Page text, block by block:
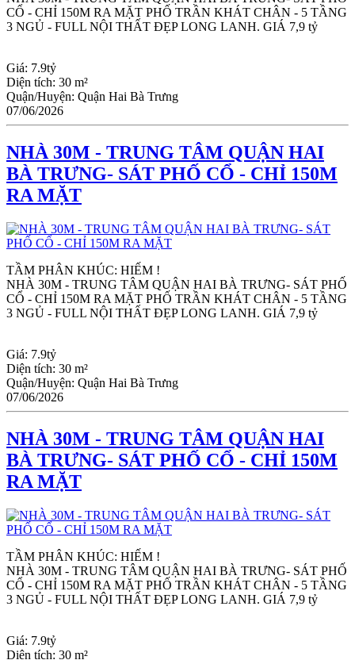
CỔ - CHỈ 150M RA MẶT PHỐ TRẦN KHÁT CHÂN - 5 TẦNG
3 NGỦ - FULL NỘI THẤT ĐẸP LONG LANH. GIÁ 7,9 tỷ
Giá: 7.9tỷ
Diện tích: 30 m²
Quận/Huyện: Quận Hai Bà Trưng
07/06/2026
NHÀ 30M - TRUNG TÂM QUẬN HAI
BÀ TRƯNG- SÁT PHỐ CỔ - CHỈ 150M
RA MẶT
TẦM PHÂN KHÚC: HIẾM !
NHÀ 30M - TRUNG TÂM QUẬN HAI BÀ TRƯNG- SÁT PHỐ
CỔ - CHỈ 150M RA MẶT PHỐ TRẦN KHÁT CHÂN - 5 TẦNG
3 NGỦ - FULL NỘI THẤT ĐẸP LONG LANH. GIÁ 7,9 tỷ
Giá: 7.9tỷ
Diện tích: 30 m²
Quận/Huyện: Quận Hai Bà Trưng
07/06/2026
NHÀ 30M - TRUNG TÂM QUẬN HAI
BÀ TRƯNG- SÁT PHỐ CỔ - CHỈ 150M
RA MẶT
TẦM PHÂN KHÚC: HIẾM !
NHÀ 30M - TRUNG TÂM QUẬN HAI BÀ TRƯNG- SÁT PHỐ
CỔ - CHỈ 150M RA MẶT PHỐ TRẦN KHÁT CHÂN - 5 TẦNG
3 NGỦ - FULL NỘI THẤT ĐẸP LONG LANH. GIÁ 7,9 tỷ
Giá: 7.9tỷ
Diện tích: 30 m²